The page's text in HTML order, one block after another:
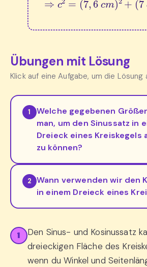
Übungen mit Lösung
Klick auf eine Aufgabe, um die Lösung
1
Welche gegebenen
man, um den Sinussatz in
Dreieck eines Kreiskegels
zu können?
2
Wann verwenden wir den
in einem Dreieck eines
1
Den Sinus- und Kosinussatz
dreieckigen Fläche des
wenn du Winkel und